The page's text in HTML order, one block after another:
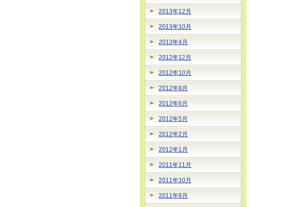
2013年12月
2013年10月
2013年4月
2012年12月
2012年10月
2012年8月
2012年6月
2012年5月
2012年2月
2012年1月
2011年11月
2011年10月
2011年8月